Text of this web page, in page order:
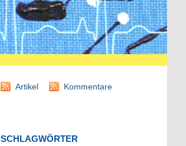
Artikel Kommentare
SCHLAGWÖRTER